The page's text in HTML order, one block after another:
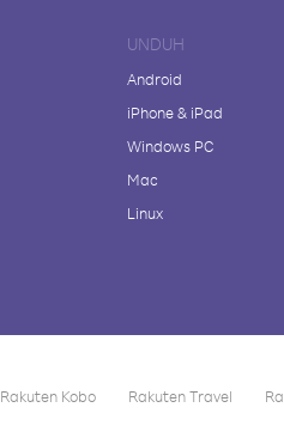
UNDUH
Android
iPhone & iPad
Windows PC
Mac
Linux
Rakuten Kobo Rakuten Travel